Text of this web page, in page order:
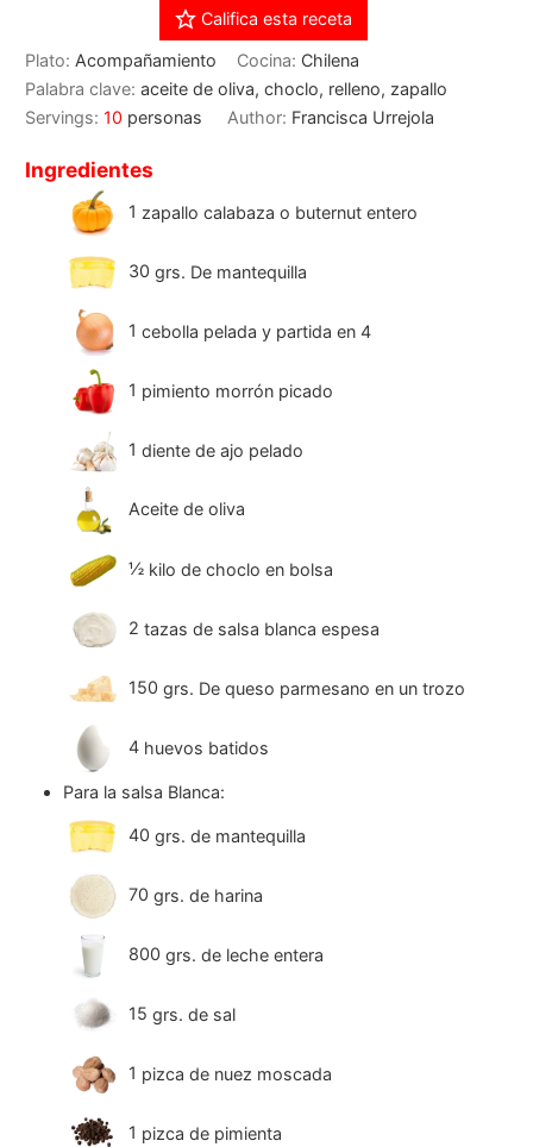
Califica esta receta
Plato: Acompañamiento Cocina: Chilena
Palabra clave: aceite de oliva, choclo, relleno, zapallo
Servings: 10 personas Author: Francisca Urrejola
Ingredientes
1 zapallo calabaza o buternut entero
30 grs. De mantequilla
1 cebolla pelada y partida en 4
1 pimiento morrón picado
1 diente de ajo pelado
Aceite de oliva
½ kilo de choclo en bolsa
2 tazas de salsa blanca espesa
150 grs. De queso parmesano en un trozo
4 huevos batidos
Para la salsa Blanca:
40 grs. de mantequilla
70 grs. de harina
800 grs. de leche entera
15 grs. de sal
1 pizca de nuez moscada
1 pizca de pimienta